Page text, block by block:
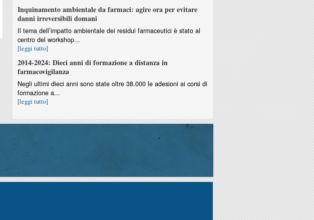
Inquinamento ambientale da farmaci: agire ora per evitare
danni irreversibili domani
Il tema dell’impatto ambientale dei residui farmaceutici è stato al
centro del workshop...
[leggi tutto]
2014-2024: Dieci anni di formazione a distanza in
farmacovigilanza
Negli ultimi dieci anni sono state oltre 38.000 le adesioni ai corsi di
formazione a...
[leggi tutto]